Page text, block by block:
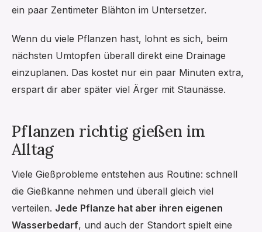
ein paar Zentimeter Blähton im Untersetzer.
Wenn du viele Pflanzen hast, lohnt es sich, beim
nächsten Umtopfen überall direkt eine Drainage
einzuplanen. Das kostet nur ein paar Minuten extra,
erspart dir aber später viel Ärger mit Staunässe.
Pflanzen richtig gießen im
Alltag
Viele Gießprobleme entstehen aus Routine: schnell
die Gießkanne nehmen und überall gleich viel
verteilen. Jede Pflanze hat aber ihren eigenen
Wasserbedarf, und auch der Standort spielt eine